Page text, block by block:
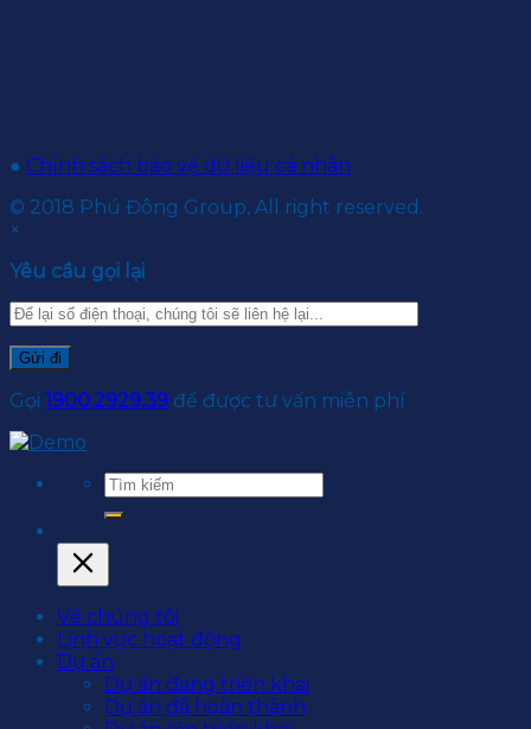
● Chính sách bảo vệ dữ liệu cá nhân
© 2018 Phú Đông Group, All right reserved.
×
Yêu cầu gọi lại
Gọi 1900.2929.39 để được tư vấn miễn phí
Về chúng tôi
Lĩnh vực hoạt động
Dự án
Dự án đang triển khai
Dự án đã hoàn thành